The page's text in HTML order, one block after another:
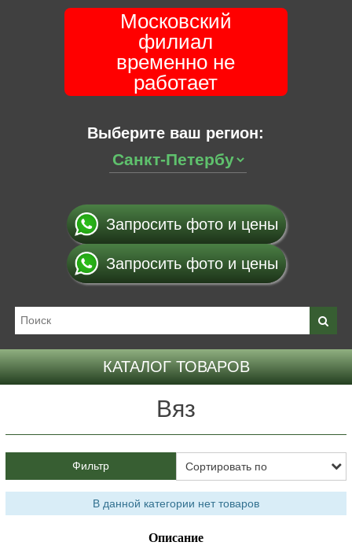
Московский
филиал
временно не
работает
Выберите ваш регион:
Запросить фото и цены
Запросить фото и цены
КАТАЛОГ ТОВАРОВ
Вяз
Фильтр
В данной категории нет товаров
Описание